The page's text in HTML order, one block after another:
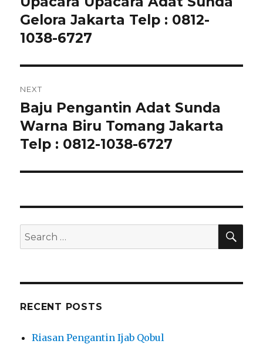
post:
Gelora Jakarta Telp : 0812-
1038-6727
NEXT
Next
post:
Baju Pengantin Adat Sunda
Warna Biru Tomang Jakarta
Telp : 0812-1038-6727
Search
for:
RECENT POSTS
Riasan Pengantin Ijab Qobul